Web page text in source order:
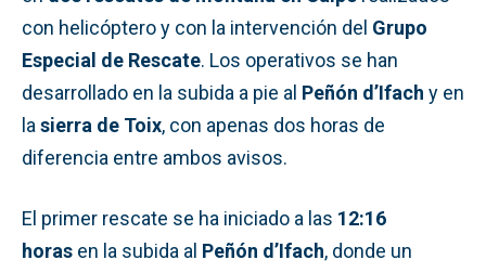
con helicóptero y con la intervención del Grupo
Especial de Rescate. Los operativos se han
desarrollado en la subida a pie al Peñón d’Ifach y en
la sierra de Toix, con apenas dos horas de
diferencia entre ambos avisos.
El primer rescate se ha iniciado a las 12:16
horas en la subida al Peñón d’Ifach, donde un